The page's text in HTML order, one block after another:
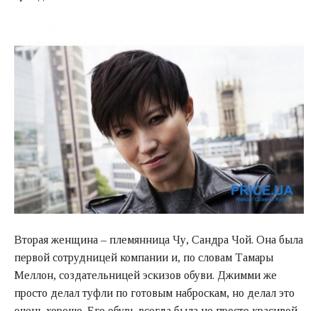
Вторая женщина – племянница Чу, Сандра Чой. Она была
первой сотрудницей компании и, по словам Тамары
Меллон, создательницей эскизов обуви. Джимми же
просто делал туфли по готовым наброскам, но делал это